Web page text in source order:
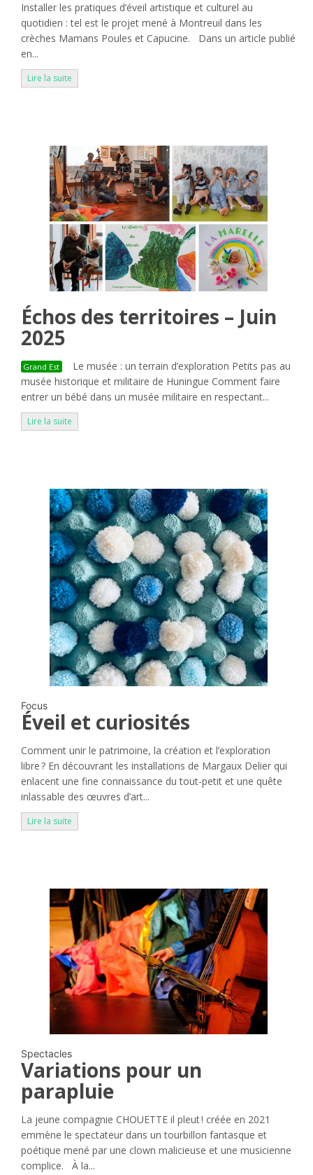
Installer les pratiques d’éveil artistique et culturel au
quotidien : tel est le projet mené à Montreuil dans les
crèches Mamans Poules et Capucine. Dans un article publié
en...
Lire la suite
Échos des territoires – Juin
2025
Grand Est
Le musée : un terrain d’exploration Petits pas au
musée historique et militaire de Huningue Comment faire
entrer un bébé dans un musée militaire en respectant...
Lire la suite
Focus
Éveil et curiosités
Comment unir le patrimoine, la création et l’exploration
libre ? En découvrant les installations de Margaux Delier qui
enlacent une fine connaissance du tout-petit et une quête
inlassable des œuvres d’art...
Lire la suite
Spectacles
Variations pour un
parapluie
La jeune compagnie CHOUETTE il pleut ! créée en 2021
emmène le spectateur dans un tourbillon fantasque et
poétique mené par une clown malicieuse et une musicienne
complice. À la...